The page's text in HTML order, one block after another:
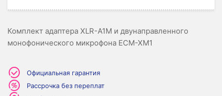
Комплект адаптера XLR-A1M и двунаправленного
монофонического микрофона ECM-XM1
Официальная гарантия
Рассрочка без переплат